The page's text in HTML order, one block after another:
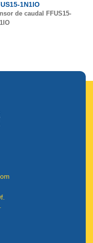
1N1IO
de caudal FFUS15-